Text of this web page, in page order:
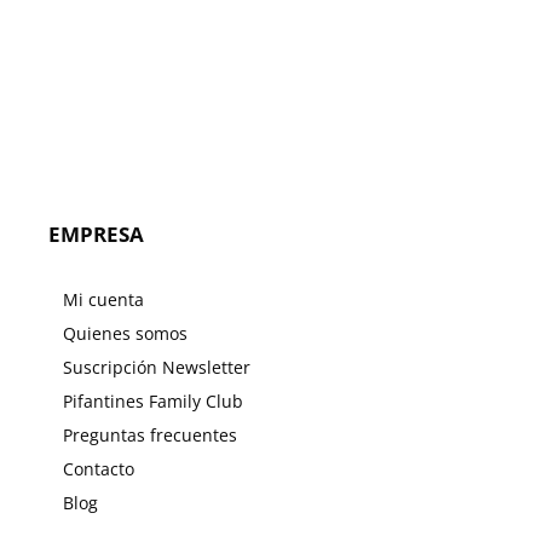
EMPRESA
Mi cuenta
Quienes somos
Suscripción Newsletter
Pifantines Family Club
Preguntas frecuentes
Contacto
Blog